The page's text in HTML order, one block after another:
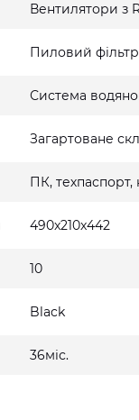
Вентилятори з
Пиловий фільтр
Система
Загартоване
ПК,
490x210x442
10
Black
36міс.